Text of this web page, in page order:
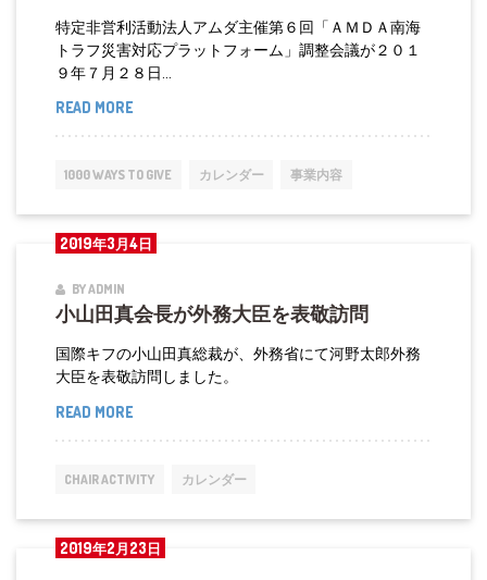
ム
会
議
公
式
出
席
特定非営利活動法人アムダ主催第６回「ＡＭＤＡ南海
トラフ災害対応プラットフォーム」調整会議が２０１
９年７月２８日...
READ MOREAMDA:
災
害
療
機
チ
ー
ム
発
整
会
議
1000 WAYS TO GIVE カレンダー 事業内容
2019年3月4日
BY ADMIN
小山田真会長が外務大臣を表敬訪問
国際キフの小山田真総裁が、外務省にて河野太郎外務
大臣を表敬訪問しました。
READ MORE小
山
田
会
長
CHAIR ACTIVITY カレンダー
2019年2月23日